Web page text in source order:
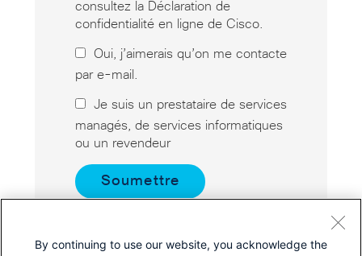
consultez la Déclaration de
confidentialité en ligne de Cisco.
Oui, j’aimerais qu’on me contacte
par e-mail.
Je suis un prestataire de services
managés, de services informatiques
ou un revendeur
By continuing to use our website, you acknowledge the